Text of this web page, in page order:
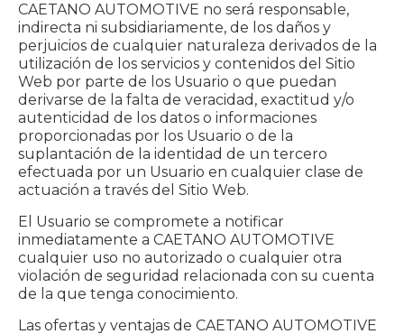
CAETANO AUTOMOTIVE no será responsable,
indirecta ni subsidiariamente, de los daños y
perjuicios de cualquier naturaleza derivados de la
utilización de los servicios y contenidos del Sitio
Web por parte de los Usuario o que puedan
derivarse de la falta de veracidad, exactitud y/o
autenticidad de los datos o informaciones
proporcionadas por los Usuario o de la
suplantación de la identidad de un tercero
efectuada por un Usuario en cualquier clase de
actuación a través del Sitio Web.
El Usuario se compromete a notificar
inmediatamente a CAETANO AUTOMOTIVE
cualquier uso no autorizado o cualquier otra
violación de seguridad relacionada con su cuenta
de la que tenga conocimiento.
Las ofertas y ventajas de CAETANO AUTOMOTIVE